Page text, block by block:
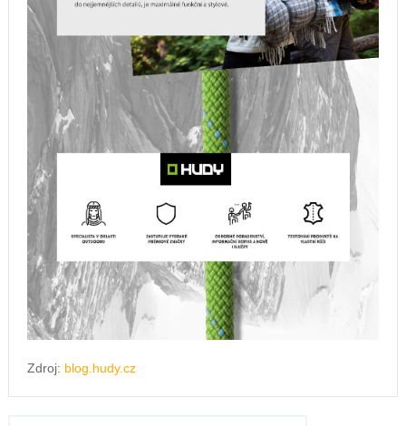
Zdroj: blog.hudy.cz